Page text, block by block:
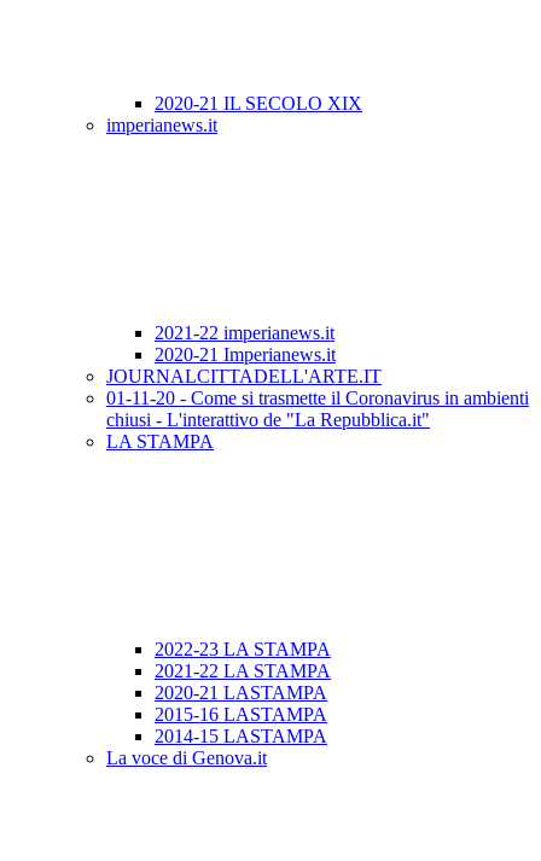
2020-21 IL SECOLO XIX
imperianews.it
2021-22 imperianews.it
2020-21 Imperianews.it
JOURNALCITTADELL'ARTE.IT
01-11-20 - Come si trasmette il Coronavirus in ambienti
chiusi - L'interattivo de "La Repubblica.it"
LA STAMPA
2022-23 LA STAMPA
2021-22 LA STAMPA
2020-21 LASTAMPA
2015-16 LASTAMPA
2014-15 LASTAMPA
La voce di Genova.it